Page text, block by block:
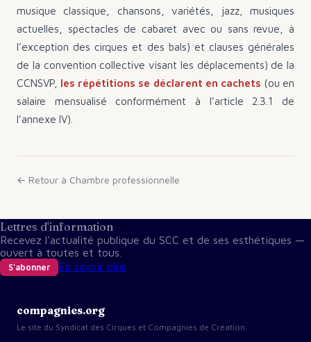
musique classique, chansons, variétés, jazz, musiques
actuelles, spectacles de cabaret avec ou sans revue, à
l’exception des cirques et des bals) et clauses générales
de la convention collective visant les déplacements) de la
CCNSVP, les répétitions se déclarent en cachets (ou en
salaire mensualisé conformément à l’article 2.3.1 de
l’annexe IV).
← Retour à Chambre professionnelle
Lettres d'information
Recevez l'actualité publique du SCC et de ses esthétiques —
ouvert à toutes et tous.
S'abonner En savoir plus
compagnies.org
Le site du Syndicat des Cirques et Compagnies de Création